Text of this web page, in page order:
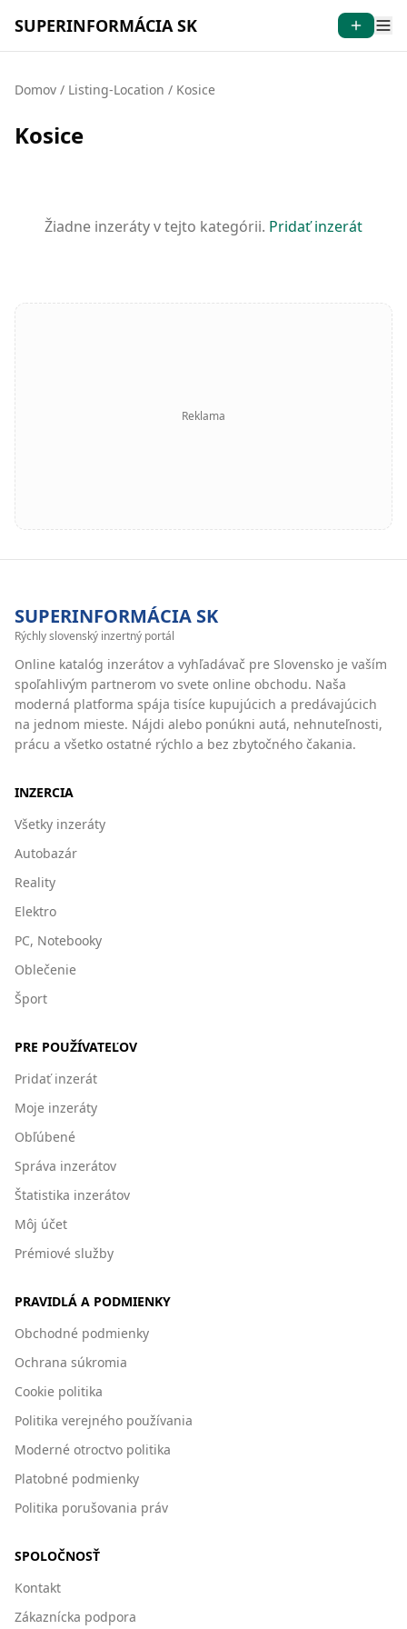
SUPERINFORMÁCIA SK
Domov / Listing-Location / Kosice
Kosice
Žiadne inzeráty v tejto kategórii. Pridať inzerát
Reklama
SUPERINFORMÁCIA SK
Rýchly slovenský inzertný portál
Online katalóg inzerátov a vyhľadávač pre Slovensko je vaším
spoľahlivým partnerom vo svete online obchodu. Naša
moderná platforma spája tisíce kupujúcich a predávajúcich
na jednom mieste. Nájdi alebo ponúkni autá, nehnuteľnosti,
prácu a všetko ostatné rýchlo a bez zbytočného čakania.
INZERCIA
Všetky inzeráty
Autobazár
Reality
Elektro
PC, Notebooky
Oblečenie
Šport
PRE POUŽÍVATEĽOV
Pridať inzerát
Moje inzeráty
Obľúbené
Správa inzerátov
Štatistika inzerátov
Môj účet
Prémiové služby
PRAVIDLÁ A PODMIENKY
Obchodné podmienky
Ochrana súkromia
Cookie politika
Politika verejného používania
Moderné otroctvo politika
Platobné podmienky
Politika porušovania práv
SPOLOČNOSŤ
Kontakt
Zákaznícka podpora